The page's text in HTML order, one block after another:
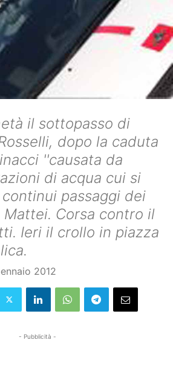
il sottopasso di
dopo la caduta
''causata da
di acqua cui si
passaggi dei
Mattei. Corsa contro il
Ieri il crollo in piazza
2012
- Pubblicità -